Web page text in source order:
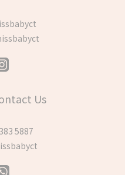
Us
5887